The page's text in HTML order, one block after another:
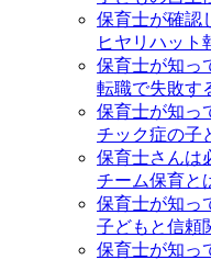
保育士が確認
ヒヤリハット
保育士が知っ
転職で失敗す
保育士が知っ
チック症の子
保育士さんは
チーム保育と
保育士が知っ
子どもと信頼
保育士が知っ